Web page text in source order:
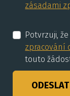
zásadami
Potvrzuji,
zpracování
touto